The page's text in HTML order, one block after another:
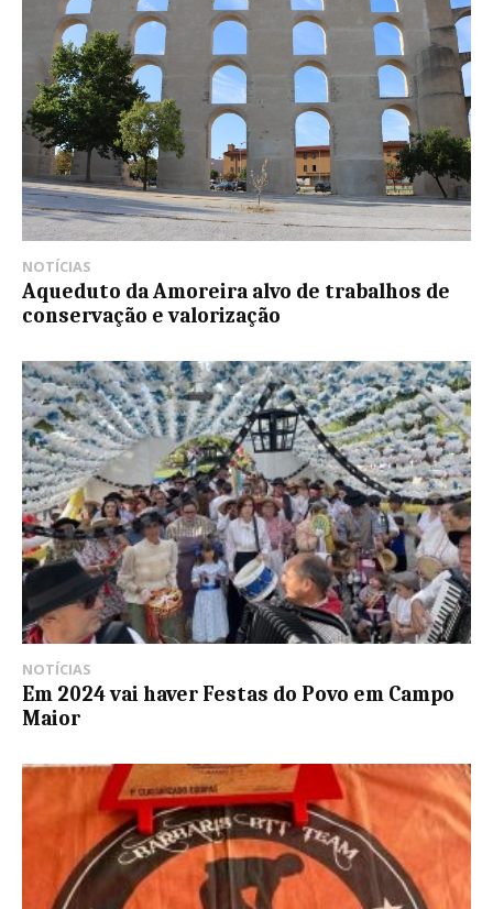
NOTÍCIAS
Aqueduto da Amoreira alvo de trabalhos de
conservação e valorização
NOTÍCIAS
Em 2024 vai haver Festas do Povo em Campo
Maior